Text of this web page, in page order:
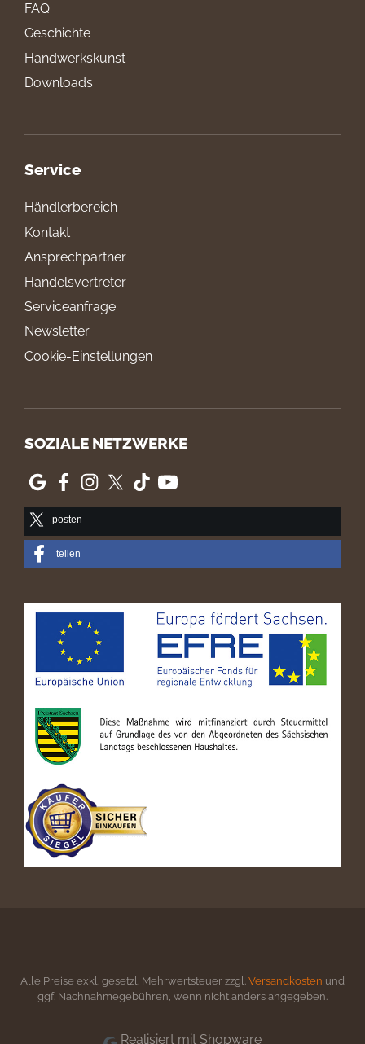
FAQ
Geschichte
Handwerkskunst
Downloads
Service
Händlerbereich
Kontakt
Ansprechpartner
Handelsvertreter
Serviceanfrage
Newsletter
Cookie-Einstellungen
SOZIALE NETZWERKE
posten
teilen
Alle Preise exkl. gesetzl. Mehrwertsteuer zzgl. Versandkosten und
ggf. Nachnahmegebühren, wenn nicht anders angegeben.
Realisiert mit Shopware